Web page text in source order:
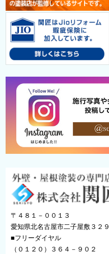
〒４８１－００１３
愛知県北名古屋市二子屋敷３２９
■フリーダイヤル
（０１２０）３６４－９０２